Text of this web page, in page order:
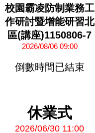
校園霸凌防制業務工
作研討暨增能研習北
區(講座)1150806-7
2026/08/06 09:00
倒數時間已結束
休業式
2026/06/30 11:00